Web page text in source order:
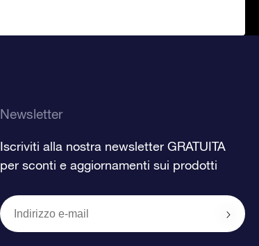
Newsletter
Iscriviti alla nostra newsletter GRATUITA
per sconti e aggiornamenti sui prodotti